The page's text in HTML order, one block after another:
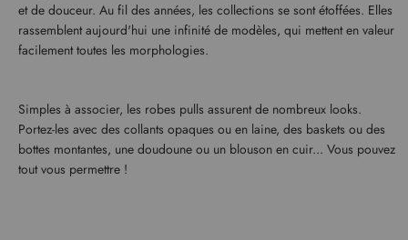
et de douceur. Au fil des années, les collections se sont étoffées. Elles
rassemblent aujourd'hui une infinité de modèles, qui mettent en valeur
facilement toutes les morphologies.
Simples à associer, les robes pulls assurent de nombreux looks.
Portez-les avec des collants opaques ou en laine, des baskets ou des
bottes montantes, une doudoune ou un blouson en cuir... Vous pouvez
tout vous permettre !